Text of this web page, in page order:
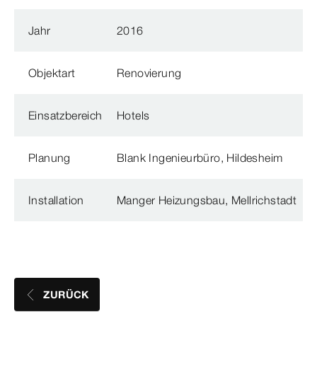
Jahr 2016
Objektart Renovierung
Einsatzbereich Hotels
Planung Blank Ingenieurbüro, Hildesheim
Installation Manger Heizungsbau, Mellrichstadt
ZURÜCK